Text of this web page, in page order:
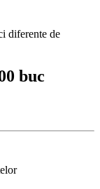
diferente de
buc